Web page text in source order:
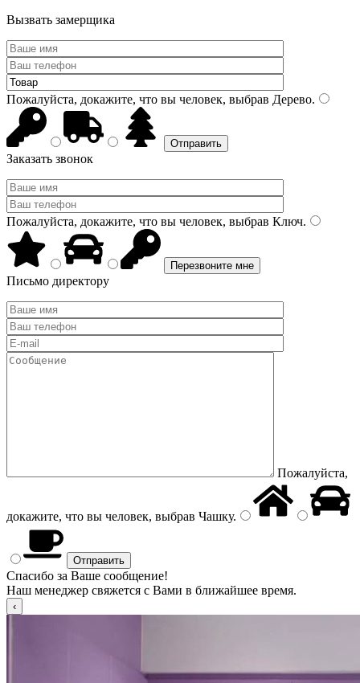
Вызвать замерщика
Пожалуйста, докажите, что вы человек, выбрав Дерево.
Заказать звонок
Пожалуйста, докажите, что вы человек, выбрав Ключ.
Письмо директору
Пожалуйста,
докажите, что вы человек, выбрав Чашку.
Спасибо за Ваше сообщение!
Наш менеджер свяжется с Вами в ближайшее время.